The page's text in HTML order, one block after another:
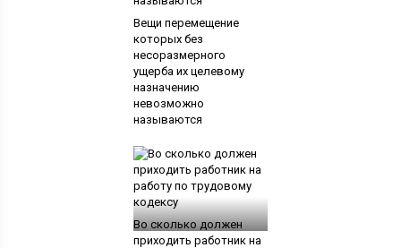
Вещи перемещение
которых без
несоразмерного
ущерба их целевому
назначению
невозможно
называются
Во сколько должен
приходить работник на